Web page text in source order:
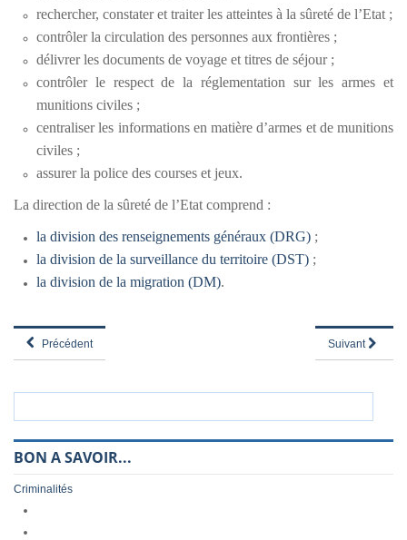
rechercher, constater et traiter les atteintes à la sûreté de l’Etat ;
contrôler la circulation des personnes aux frontières ;
délivrer les documents de voyage et titres de séjour ;
contrôler le respect de la réglementation sur les armes et
munitions civiles ;
centraliser les informations en matière d’armes et de munitions
civiles ;
assurer la police des courses et jeux.
La direction de la sûreté de l’Etat comprend :
la division des renseignements généraux (DRG) ;
la division de la surveillance du territoire (DST) ;
la division de la migration (DM).
Précédent Suivant
BON A SAVOIR...
Criminalités